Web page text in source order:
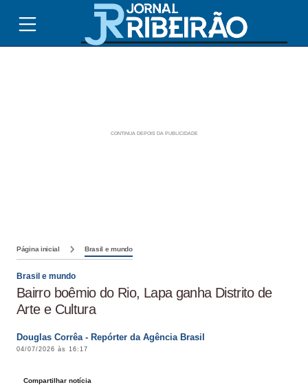
Página inicial Brasil e mundo
Brasil e mundo
Bairro boêmio do Rio, Lapa ganha Distrito de
Arte e Cultura
Douglas Corrêa - Repórter da Agência Brasil
04/07/2026 às 16:17
Compartilhar notícia